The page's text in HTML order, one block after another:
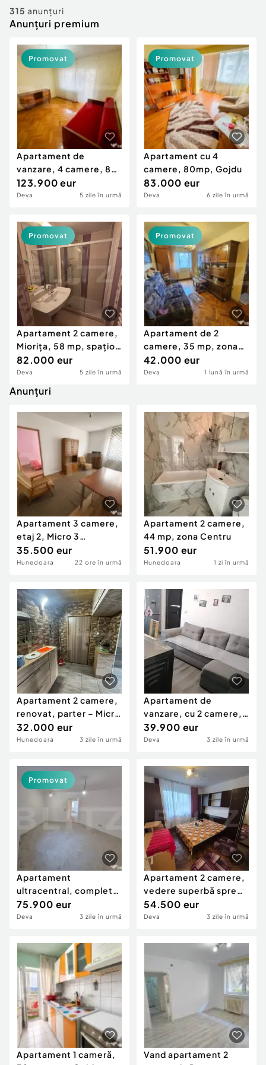
Servicii
Animale de companie
Afaceri și echipamente profesionale
Inchiriere Bunuri si Vehicule
Utilaje agricole si industriale
Piese auto si accesorii
Dacia Duster
315 anunțuri
Anunțuri premium
Apartament de
vanzare, 4 camere, 87
mp², Deva
123.900 eur
Deva 5 zile în urmă
Promovat
Apartament cu 4
camere, 80mp, Gojdu
83.000 eur
Deva 6 zile în urmă
Promovat
Apartament 2 camere,
Miorița, 58 mp, spațios
și complet r
82.000 eur
Deva 5 zile în urmă
Promovat
Apartament de 2
camere, 35 mp, zona
Aleea Romanilor -
Dacia
42.000 eur
Deva 1 lună în urmă
Promovat
Anunțuri
Apartament 3 camere,
etaj 2, Micro 3
Hunedoara
35.500 eur
Hunedoara 22 ore în urmă
Apartament 2 camere,
44 mp, zona Centru
51.900 eur
Hunedoara 1 zi în urmă
Apartament 2 camere,
renovat, parter – Micro
5, Hunedoara
32.000 eur
Hunedoara 3 zile în urmă
Apartament de
vanzare, cu 2 camere,
29 mp, zona Dacia
39.900 eur
Deva 3 zile în urmă
Apartament
ultracentral, complet
renovat – Deva, zona
Pro
75.900 eur
Deva 3 zile în urmă
Promovat
Apartament 2 camere,
vedere superbă spre
natură, zona Maxx
54.500 eur
Deva 3 zile în urmă
Apartament 1 cameră,
Vand apartament 2